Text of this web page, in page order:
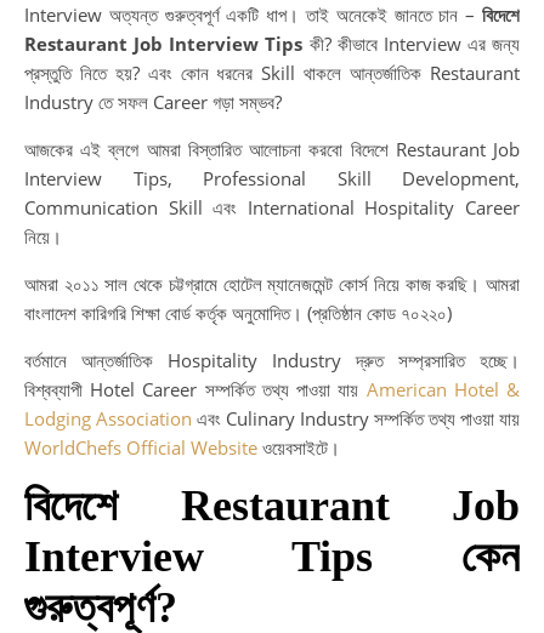
Interview অত্যন্ত গুরুত্বপূর্ণ একটি ধাপ। তাই অনেকেই জানতে চান – বিদেশে
Restaurant Job Interview Tips কী? কীভাবে Interview এর জন্য
প্রস্তুতি নিতে হয়? এবং কোন ধরনের Skill থাকলে আন্তর্জাতিক Restaurant
Industry তে সফল Career গড়া সম্ভব?
আজকের এই ব্লগে আমরা বিস্তারিত আলোচনা করবো বিদেশে Restaurant Job
Interview Tips, Professional Skill Development,
Communication Skill এবং International Hospitality Career
নিয়ে।
আমরা ২০১১ সাল থেকে চট্টগ্রামে হোটেল ম্যানেজমেন্ট কোর্স নিয়ে কাজ করছি। আমরা
বাংলাদেশ কারিগরি শিক্ষা বোর্ড কর্তৃক অনুমোদিত। (প্রতিষ্ঠান কোড ৭০২২০)
বর্তমানে আন্তর্জাতিক Hospitality Industry দ্রুত সম্প্রসারিত হচ্ছে।
বিশ্বব্যাপী Hotel Career সম্পর্কিত তথ্য পাওয়া যায় American Hotel &
Lodging Association এবং Culinary Industry সম্পর্কিত তথ্য পাওয়া যায়
WorldChefs Official Website ওয়েবসাইটে।
বিদেশে Restaurant Job
Interview Tips কেন
গুরুত্বপূর্ণ?